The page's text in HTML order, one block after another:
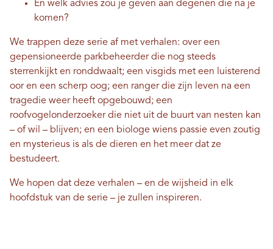
En welk advies zou je geven aan degenen die na je
komen?
We trappen deze serie af met verhalen: over een
gepensioneerde parkbeheerder die nog steeds
sterrenkijkt en ronddwaalt; een visgids met een luisterend
oor en een scherp oog; een ranger die zijn leven na een
tragedie weer heeft opgebouwd; een
roofvogelonderzoeker die niet uit de buurt van nesten kan
– of wil – blijven; en een biologe wiens passie even zoutig
en mysterieus is als de dieren en het meer dat ze
bestudeert.
We hopen dat deze verhalen – en de wijsheid in elk
hoofdstuk van de serie – je zullen inspireren.